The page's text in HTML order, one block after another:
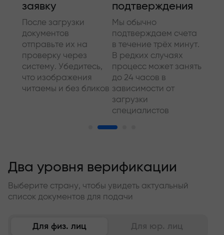
заявку
После загрузки
документов
отправьте их на
проверку через
систему. Убедитесь,
что изображения
читаемы и без бликов
подтверждения
Мы обычно
подтверждаем счета
в течение трёх минут.
В редких случаях
процесс может занять
до 24 часов в
зависимости от
загрузки
специалистов
Два уровня верификации
Выберите страну, чтобы увидеть актуальный
список документов для подачи
Для физ. лиц Для юр. лиц